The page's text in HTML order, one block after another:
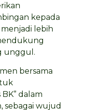
kepada
menjadi lebih
unggul.
bersama
dalam
sebagai wujud